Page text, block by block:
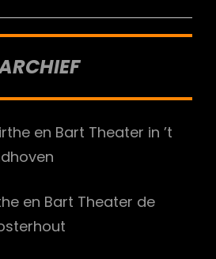
en Bart Theater in ’t
en Bart Theater de